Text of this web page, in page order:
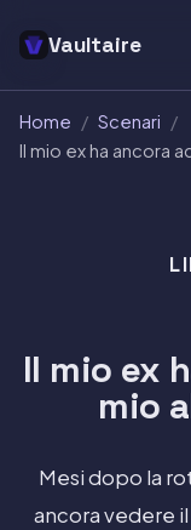
Vaultaire
Home / Scenari /
Il mio ex ha ancora
Il mio ex
mio
Mesi dopo la
ancora vedere